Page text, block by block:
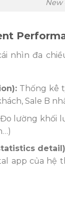
New
nhìn đa
Thống kê
Sale B
lường khối
app của